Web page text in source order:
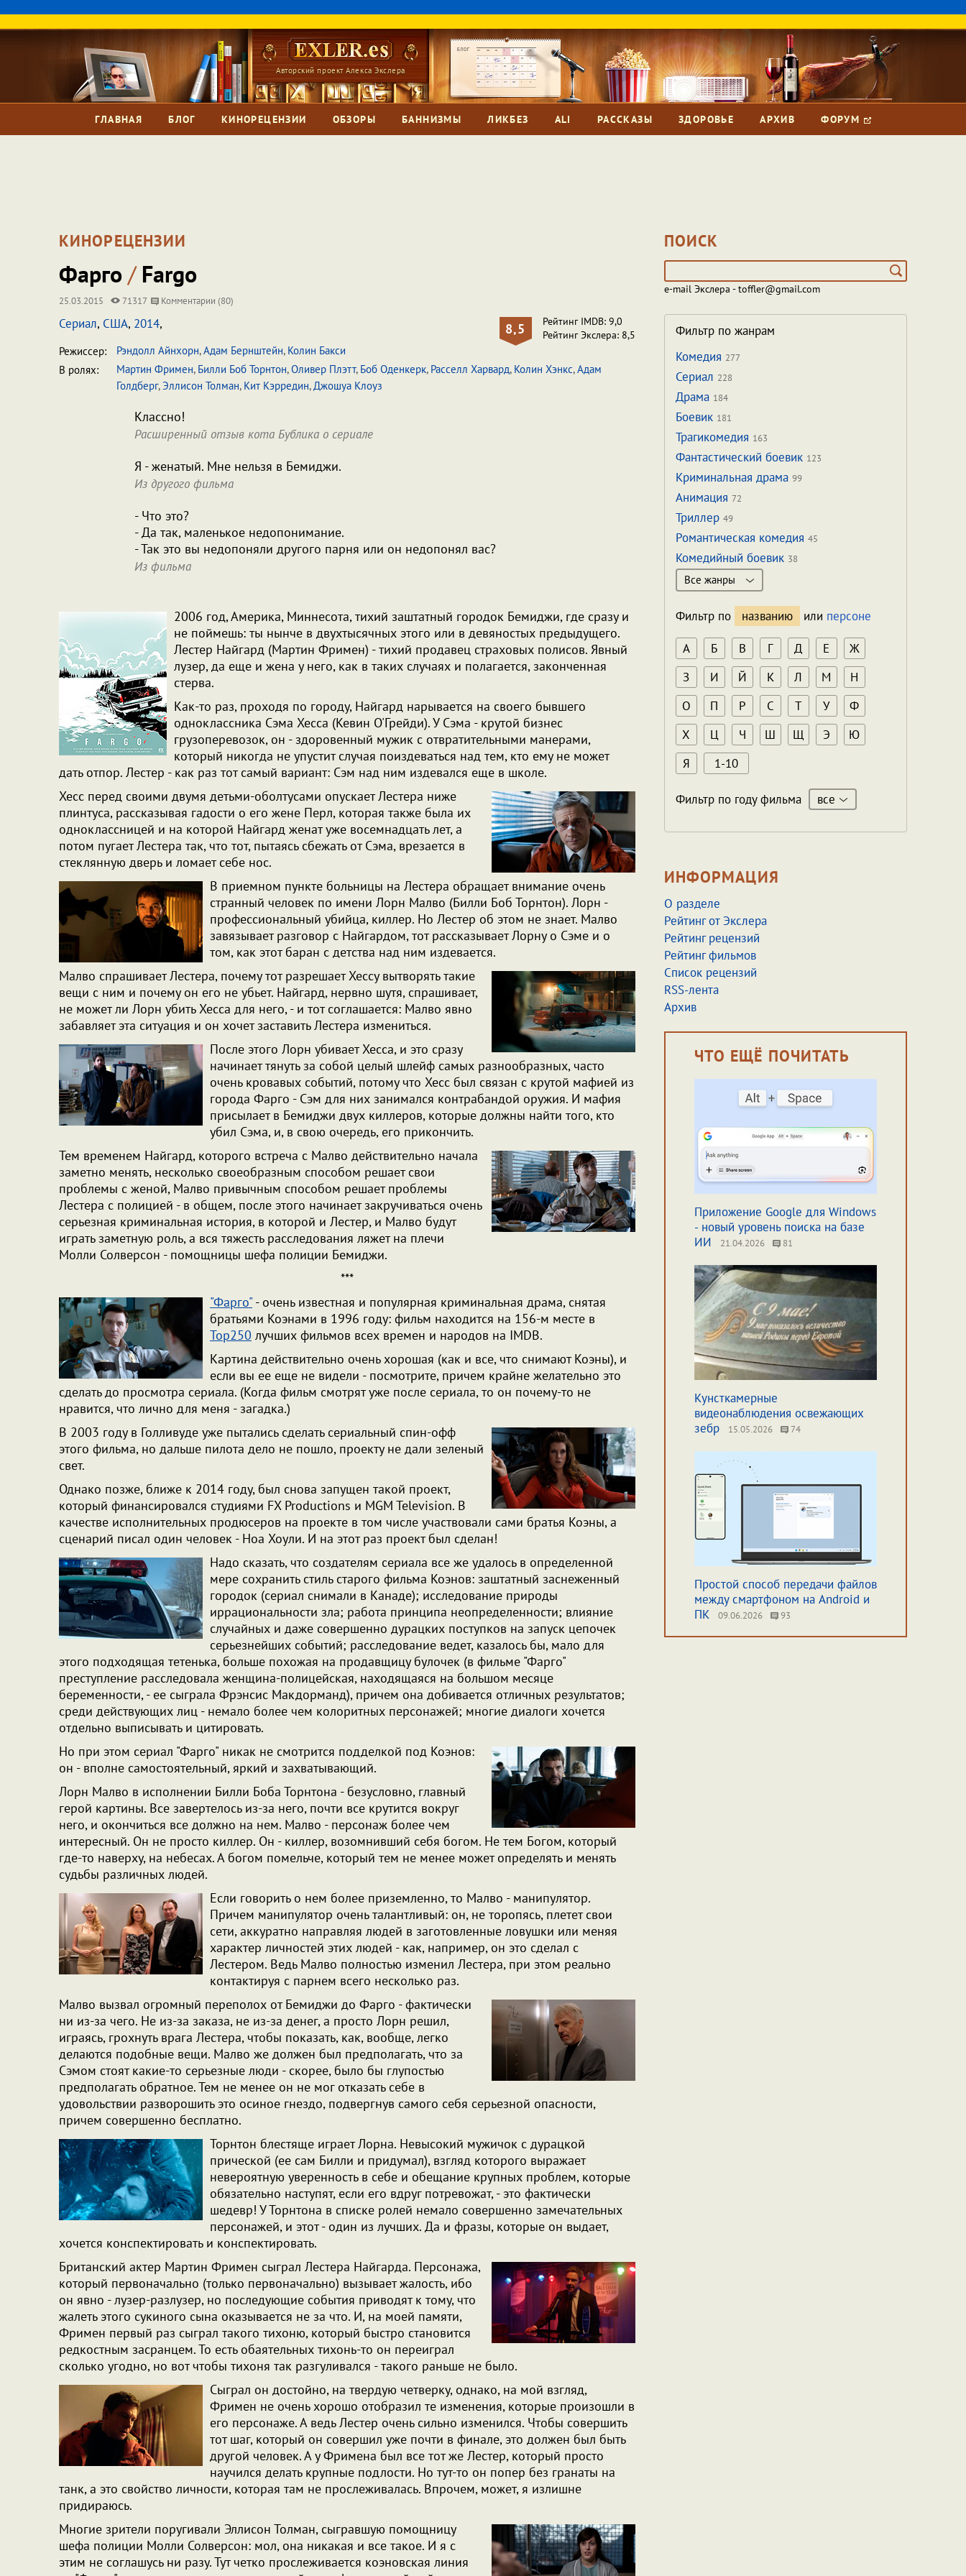
Авторский проект Алекса Экслера
ГЛАВНАЯ БЛОГ КИНОРЕЦЕНЗИИ ОБЗОРЫ БАННИЗМЫ ЛИКБЕЗ ALI РАССКАЗЫ ЗДОРОВЬЕ АРХИВ ФОРУМ
КИНОРЕЦЕНЗИИ
Фарго /Fargo
25.03.2015 71317 Комментарии (80)
Сериал, США, 2014, 8,5
Рейтинг IMDB: 9,0
Рейтинг Экслера: 8,5
Режиссер: Рэндолл Айнхорн,Адам Бернштейн, Колин Бакси
В ролях:
Мартин Фримен, Билли Боб Торнтон,Оливер Плэтт, Боб Оденкерк, Расселл Харвард, Колин Хэнкс,Адам
Голдберг,Эллисон Толман, Кит Кэрредин,Джошуа Клоуз
Классно!
Расширенный отзыв кота Бублика о сериале
Я - женатый. Мне нельзя в Бемиджи.
Из другого фильма
- Что это?
- Да так, маленькое недопонимание.
- Так это вы недопоняли другого парня или он недопонял вас?
Из фильма
2006 год, Америка, Миннесота, тихий заштатный городок Бемиджи, где сразу и
не поймешь: ты нынче в двухтысячных этого или в девяностых предыдущего.
Лестер Найгард (Мартин Фримен) - тихий продавец страховых полисов. Явный
лузер, да еще и жена у него, как в таких случаях и полагается, законченная
стерва.
Как-то раз, проходя по городу, Найгард нарывается на своего бывшего
одноклассника Сэма Хесса (Кевин О'Грейди). У Сэма - крутой бизнес
грузоперевозок, он - здоровенный мужик с отвратительными манерами,
который никогда не упустит случая поиздеваться над тем, кто ему не может
дать отпор. Лестер - как раз тот самый вариант: Сэм над ним издевался еще в школе.
Хесс перед своими двумя детьми-оболтусами опускает Лестера ниже
плинтуса, рассказывая гадости о его жене Перл, которая также была их
одноклассницей и на которой Найгард женат уже восемнадцать лет, а
потом пугает Лестера так, что тот, пытаясь сбежать от Сэма, врезается в
стеклянную дверь и ломает себе нос.
В приемном пункте больницы на Лестера обращает внимание очень
странный человек по имени Лорн Малво (Билли Боб Торнтон). Лорн -
профессиональный убийца, киллер. Но Лестер об этом не знает. Малво
завязывает разговор с Найгардом, тот рассказывает Лорну о Сэме и о
том, как этот баран с детства над ним издевается.
Малво спрашивает Лестера, почему тот разрешает Хессу вытворять такие
вещи с ним и почему он его не убьет. Найгард, нервно шутя, спрашивает,
не может ли Лорн убить Хесса для него, - и тот соглашается: Малво явно
забавляет эта ситуация и он хочет заставить Лестера измениться.
После этого Лорн убивает Хесса, и это сразу
начинает тянуть за собой целый шлейф самых разнообразных, часто
очень кровавых событий, потому что Хесс был связан с крутой мафией из
города Фарго - Сэм для них занимался контрабандой оружия. И мафия
присылает в Бемиджи двух киллеров, которые должны найти того, кто
убил Сэма, и, в свою очередь, его прикончить.
Тем временем Найгард, которого встреча с Малво действительно начала
заметно менять, несколько своеобразным способом решает свои
проблемы с женой, Малво привычным способом решает проблемы
Лестера с полицией - в общем, после этого начинает закручиваться очень
серьезная криминальная история, в которой и Лестер, и Малво будут
играть заметную роль, а вся тяжесть расследования ляжет на плечи
Молли Солверсон - помощницы шефа полиции Бемиджи.
***
"Фарго" - очень известная и популярная криминальная драма, снятая
братьями Коэнами в 1996 году: фильм находится на 156-м месте в
Top250 лучших фильмов всех времен и народов на IMDB.
Картина действительно очень хорошая (как и все, что снимают Коэны), и
если вы ее еще не видели - посмотрите, причем крайне желательно это
сделать до просмотра сериала. (Когда фильм смотрят уже после сериала, то он почему-то не
нравится, что лично для меня - загадка.)
В 2003 году в Голливуде уже пытались сделать сериальный спин-офф
этого фильма, но дальше пилота дело не пошло, проекту не дали зеленый
свет.
Однако позже, ближе к 2014 году, был снова запущен такой проект,
который финансировался студиями FX Productions и MGM Television. В
качестве исполнительных продюсеров на проекте в том числе участвовали сами братья Коэны, а
сценарий писал один человек - Ноа Хоули. И на этот раз проект был сделан!
Надо сказать, что создателям сериала все же удалось в определенной
мере сохранить стиль старого фильма Коэнов: заштатный заснеженный
городок (сериал снимали в Канаде); исследование природы
иррациональности зла; работа принципа неопределенности; влияние
случайных и даже совершенно дурацких поступков на запуск цепочек
серьезнейших событий; расследование ведет, казалось бы, мало для
этого подходящая тетенька, больше похожая на продавщицу булочек (в фильме "Фарго"
преступление расследовала женщина-полицейская, находящаяся на большом месяце
беременности, - ее сыграла Фрэнсис Макдорманд), причем она добивается отличных результатов;
среди действующих лиц - немало более чем колоритных персонажей; многие диалоги хочется
отдельно выписывать и цитировать.
Но при этом сериал "Фарго" никак не смотрится подделкой под Коэнов:
он - вполне самостоятельный, яркий и захватывающий.
Лорн Малво в исполнении Билли Боба Торнтона - безусловно, главный
герой картины. Все завертелось из-за него, почти все крутится вокруг
него, и окончиться все должно на нем. Малво - персонаж более чем
интересный. Он не просто киллер. Он - киллер, возомнивший себя богом. Не тем Богом, который
где-то наверху, на небесах. А богом помельче, который тем не менее может определять и менять
судьбы различных людей.
Если говорить о нем более приземленно, то Малво - манипулятор.
Причем манипулятор очень талантливый: он, не торопясь, плетет свои
сети, аккуратно направляя людей в заготовленные ловушки или меняя
характер личностей этих людей - как, например, он это сделал с
Лестером. Ведь Малво полностью изменил Лестера, при этом реально
контактируя с парнем всего несколько раз.
Малво вызвал огромный переполох от Бемиджи до Фарго - фактически
ни из-за чего. Не из-за заказа, не из-за денег, а просто Лорн решил,
играясь, грохнуть врага Лестера, чтобы показать, как, вообще, легко
делаются подобные вещи. Малво же должен был предполагать, что за
Сэмом стоят какие-то серьезные люди - скорее, было бы глупостью
предполагать обратное. Тем не менее он не мог отказать себе в
удовольствии разворошить это осиное гнездо, подвергнув самого себя серьезной опасности,
причем совершенно бесплатно.
Торнтон блестяще играет Лорна. Невысокий мужичок с дурацкой
прической (ее сам Билли и придумал), взгляд которого выражает
невероятную уверенность в себе и обещание крупных проблем, которые
обязательно наступят, если его вдруг потревожат, - это фактически
шедевр! У Торнтона в списке ролей немало совершенно замечательных
персонажей, и этот - один из лучших. Да и фразы, которые он выдает,
хочется конспектировать и конспектировать.
Британский актер Мартин Фримен сыграл Лестера Найгарда. Персонажа,
который первоначально (только первоначально) вызывает жалость, ибо
он явно - лузер-разлузер, но последующие события приводят к тому, что
жалеть этого сукиного сына оказывается не за что. И, на моей памяти,
Фримен первый раз сыграл такого тихоню, который быстро становится
редкостным засранцем. То есть обаятельных тихонь-то он переиграл
сколько угодно, но вот чтобы тихоня так разгуливался - такого раньше не было.
Сыграл он достойно, на твердую четверку, однако, на мой взгляд,
Фримен не очень хорошо отобразил те изменения, которые произошли в
его персонаже. А ведь Лестер очень сильно изменился. Чтобы совершить
тот шаг, который он совершил уже почти в финале, это должен был быть
другой человек. А у Фримена был все тот же Лестер, который просто
научился делать крупные подлости. Но тут-то он попер без гранаты на
танк, а это свойство личности, которая там не прослеживалась. Впрочем, может, я излишне
придираюсь.
Многие зрители поругивали Эллисон Толман, сыгравшую помощницу
шефа полиции Молли Солверсон: мол, она никакая и все такое. И я с
этим не соглашусь ни разу. Тут четко прослеживается коэновская линия
ПОИСК
e-mail Экслера - toffler@gmail.com
Фильтр по жанрам
Комедия 277
Сериал 228
Драма 184
Боевик 181
Трагикомедия 163
Фантастический боевик 123
Криминальная драма 99
Анимация 72
Триллер 49
Романтическая комедия 45
Комедийный боевик 38
Все жанры
Фильтр по названию или персоне
А Б В Г Д Е
Ж
З
И Й К Л М
Н
О
П Р С Т У
Ф
Х
Ц Ч Ш Щ Э
Ю
Я
1-10
Фильтр по году фильма все
ИНФОРМАЦИЯ
О разделе
Рейтинг от Экслера
Рейтинг рецензий
Рейтинг фильмов
Список рецензий
RSS-лента
Архив
ЧТО ЕЩЁ ПОЧИТАТЬ
Приложение Google для Windows
- новый уровень поиска на базе
ИИ
21.04.2026 81
Кунсткамерные
видеонаблюдения освежающих
зебр
15.05.2026 74
Простой способ передачи файлов
между смартфоном на Android и
ПК
09.06.2026 93